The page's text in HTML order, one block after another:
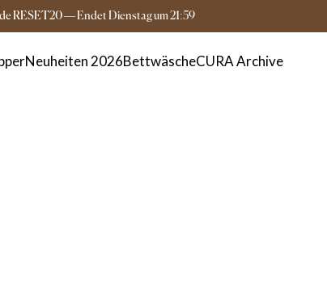
RESET20— Endet Dienstagum21:59
ab 149€ 3-5 Tage Lieferzeit
Neuheiten 2026BettwäscheCURA Archive